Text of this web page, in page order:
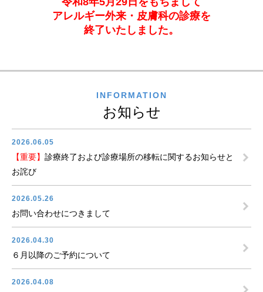
アレルギー外来・皮膚科の診療を
終了いたしました。
INFORMATION
お知らせ
2026.06.05
【重要】 診療終了および診療場所の移転に関するお知らせと
お詫び
2026.05.26
お問い合わせにつきまして
2026.04.30
６月以降のご予約について
2026.04.08